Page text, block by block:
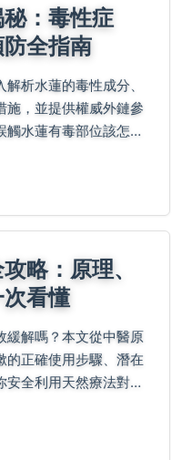
：毒性症
全指南
析水蓮的毒性成分、
施，並提供權威外鏈參
水蓮有毒部位該怎麼
略：原理、
看懂
緩解嗎？本文從中醫原
的正確使用步驟、潛在
全利用天然療法對抗